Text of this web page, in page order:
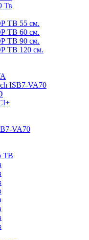
Тв
ТВ 55 см.
ТВ 60 см.
ТВ 90 см.
ТВ 120 см.
ISB7-VA70
VA70
ТВ